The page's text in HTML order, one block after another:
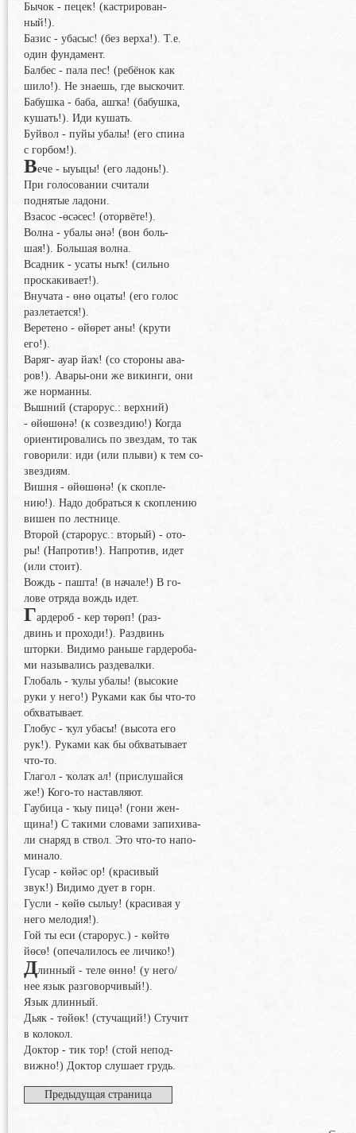
Бычок - пецек! (кастрирован-
ный!).
Базис - убасыс! (без верха!). Т.е.
один фундамент.
Балбес - пала пес! (ребёнок как
шило!). Не знаешь, где выскочит.
Бабушка - баба, ашҡа! (бабушка,
кушать!). Иди кушать.
Буйвол - пуйы убалы! (его спина
с горбом!).
Вече - ыуыцы! (его ладонь!).
При голосовании считали
поднятые ладони.
Взасос -өсәсес! (оторвёте!).
Волна - убалы әнә! (вон боль-
шая!). Большая волна.
Всадник - усаты ныҡ! (сильно
проскакивает!).
Внучата - өнө оцаты! (его голос
разлетается!).
Веретено - өйөрет аны! (крути
его!).
Варяг- ауар йаҡ! (со стороны ава-
ров!). Авары-они же викинги, они
же норманны.
Вышний (старорус.: верхний)
- өйөшөнә! (к созвездию!) Когда
ориентировались по звездам, то так
говорили: иди (или плыви) к тем со-
звездиям.
Вишня - өйөшөнә! (к скопле-
нию!). Надо добраться к скоплению
вишен по лестнице.
Второй (старорус.: вторый) - ото-
ры! (Напротив!). Напротив, идет
(или стоит).
Вождь - пашта! (в начале!) В го-
лове отряда вождь идет.
Гардероб - кер төрөп! (раз-
двинь и проходи!). Раздвинь
шторки. Видимо раньше гардероба-
ми назывались раздевалки.
Глобаль - ҡулы убалы! (высокие
руки у него!) Руками как бы что-то
обхватывает.
Глобус - ҡул убасы! (высота его
рук!). Руками как бы обхватывает
что-то.
Глагол - ҡолаҡ ал! (прислушайся
же!) Кого-то наставляют.
Гаубица - ҡыу пицә! (гони жен-
щина!) С такими словами запихива-
ли снаряд в ствол. Это что-то напо-
минало.
Гусар - көйәс ор! (красивый
звук!) Видимо дует в горн.
Гусли - көйө сылыу! (красивая у
него мелодия!).
Гой ты еси (старорус.) - көйтө
йөсө! (опечалилось ее личико!)
Длинный - теле өннө! (у него/
нее язык разговорчивый!).
Язык длинный.
Дьяк - төйөк! (стучащий!) Стучит
в колокол.
Доктор - тик тор! (стой непод-
вижно!) Доктор слушает грудь.
Предыдущая страница